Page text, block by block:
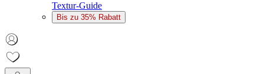
Textur-Guide
Bis zu 35% Rabatt